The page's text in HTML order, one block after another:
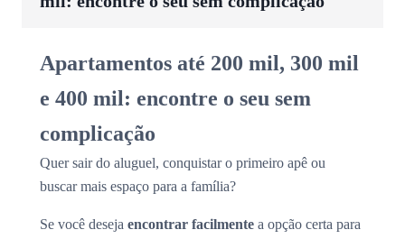
Apartamentos até 200 mil, 300 mil
e 400 mil: encontre o seu sem
complicação
Quer sair do aluguel, conquistar o primeiro apê ou
buscar mais espaço para a família?
Se você deseja encontrar facilmente a opção certa para